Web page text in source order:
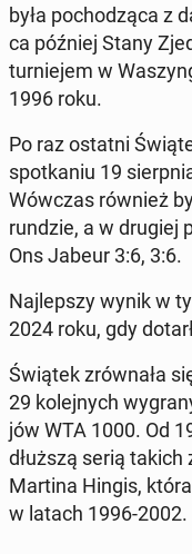
była po­cho­dzą­ca z
ca później Stany
tur­nie­jem w
1996 roku.
Po raz ostatni
spo­tka­niu 19
Wówczas również
rundzie, a w drugiej
Ons Jabeur 3:6, 3:6.
Naj­lep­szy wynik w
2024 roku, gdy
Świątek zrów­na­ła
29 ko­lej­nych
jów WTA 1000. Od
dłuższą serią
Martina Hingis,
w latach 1996-2002.